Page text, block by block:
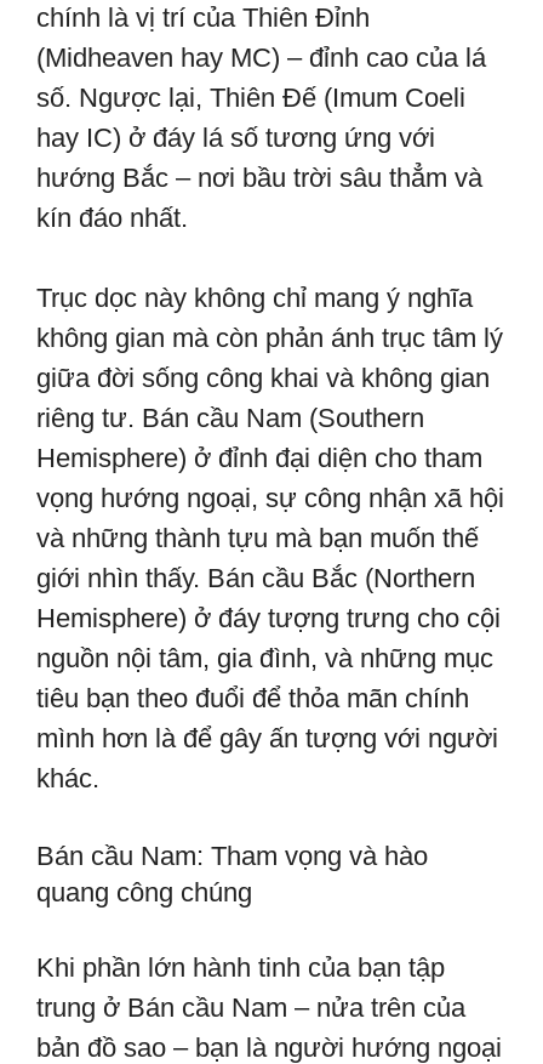
chính là vị trí của Thiên Đỉnh
(Midheaven hay MC) – đỉnh cao của lá
số. Ngược lại, Thiên Đế (Imum Coeli
hay IC) ở đáy lá số tương ứng với
hướng Bắc – nơi bầu trời sâu thẳm và
kín đáo nhất.
Trục dọc này không chỉ mang ý nghĩa
không gian mà còn phản ánh trục tâm lý
giữa đời sống công khai và không gian
riêng tư. Bán cầu Nam (Southern
Hemisphere) ở đỉnh đại diện cho tham
vọng hướng ngoại, sự công nhận xã hội
và những thành tựu mà bạn muốn thế
giới nhìn thấy. Bán cầu Bắc (Northern
Hemisphere) ở đáy tượng trưng cho cội
nguồn nội tâm, gia đình, và những mục
tiêu bạn theo đuổi để thỏa mãn chính
mình hơn là để gây ấn tượng với người
khác.
Bán cầu Nam: Tham vọng và hào
quang công chúng
Khi phần lớn hành tinh của bạn tập
trung ở Bán cầu Nam – nửa trên của
bản đồ sao – bạn là người hướng ngoại